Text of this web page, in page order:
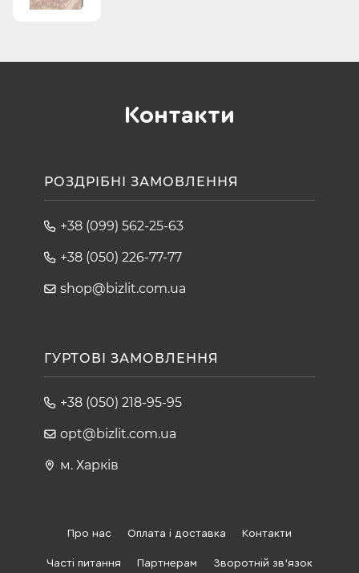
Контакти
РОЗДРІБНІ ЗАМОВЛЕННЯ
+38 (099) 562-25-63
+38 (050) 226-77-77
shop@bizlit.com.ua
ГУРТОВІ ЗАМОВЛЕННЯ
+38 (050) 218-95-95
opt@bizlit.com.ua
м. Харків
Про нас Оплата і доставка Контакти
Часті питання Партнерам Зворотній зв'язок